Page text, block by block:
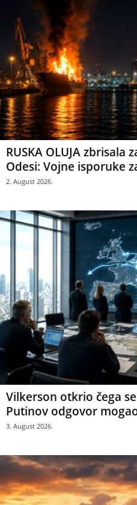
RUSKA OLUJA zbrisala
Odesi: Vojne isporuke
2. August 2026.
Vilkerson otkrio čega
Putinov odgovor
3. August 2026.